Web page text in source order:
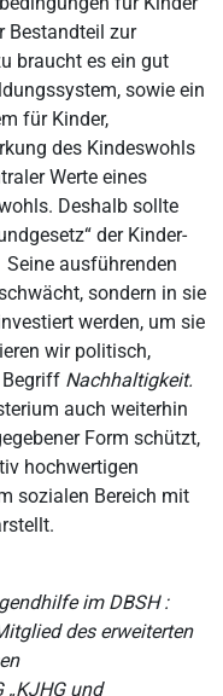
Bestandteil zur
braucht es ein gut
sowie ein
für Kinder,
des Kindeswohls
Werte eines
Deshalb sollte
der Kinder-
ausführenden
sondern in sie
werden, um sie
wir politisch,
Begriff Nachhaltigkeit.
auch weiterhin
Form schützt,
hochwertigen
sozialen Bereich mit
im DBSH :
des erweiterten
„KJHG und